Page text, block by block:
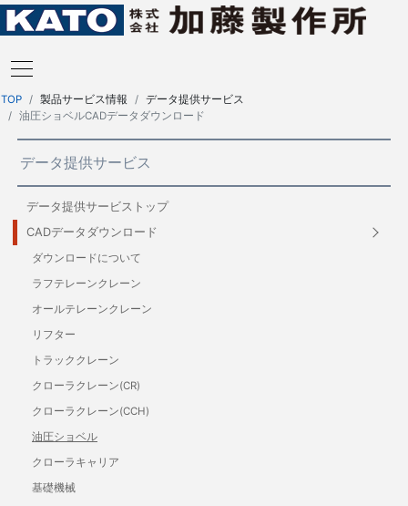
TOP 製品サービス情報
データ提供サービス
油圧ショベルCADデータダウンロード
データ提供サービス
データ提供サービストップ
CADデータダウンロード
ダウンロードについて
ラフテレーンクレーン
オールテレーンクレーン
リフター
トラッククレーン
クローラクレーン(CR)
クローラクレーン(CCH)
油圧ショベル
クローラキャリア
基礎機械